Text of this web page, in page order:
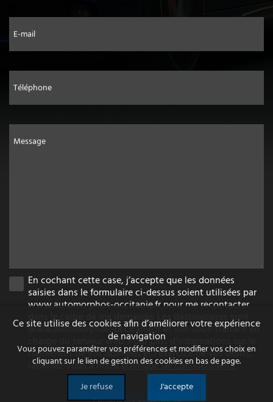
E-mail
Téléphone
Message
En cochant cette case, j’accepte que les données
saisies dans le formulaire ci-dessus soient utilisées par
www.automorphos-occitanie.fr pour me recontacter
dans le cadre de ma demande. Les destinataires sont
www.automorphos-occitanie.fr et son sous-traitant en
charge du serveur web. Pour plus d'informations sur le
traitement de vos données et l'exercice de vos droits,
reportez-vous à notrepolitique de confidentialité.
Ce site utilise des cookies afin d’améliorer votre expérience
de navigation
Vous pouvez paramétrer vos préférences et modifier vos choix en
cliquant sur le lien de gestion des cookies en bas de page.
Je refuse
J'accepte